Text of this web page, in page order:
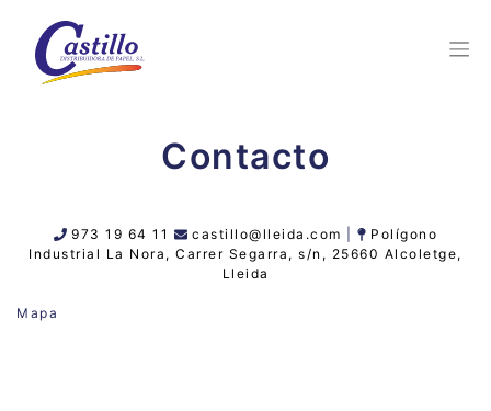
Contacto
973 19 64 11 castillo@lleida.com |
Polígono
Industrial La Nora, Carrer Segarra, s/n, 25660 Alcoletge,
Lleida
Mapa